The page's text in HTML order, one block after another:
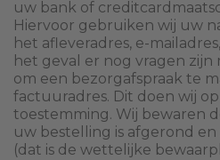
uw bank of
Hiervoor gebruiken wij uw
het afleveradres, e-
het geval er nog vragen
om een bezorgafspraak te
factuuradres. Dit doen wij
toestemming. Wij bewaren
uw bestelling is afgerond en
(dat is de wettelijke